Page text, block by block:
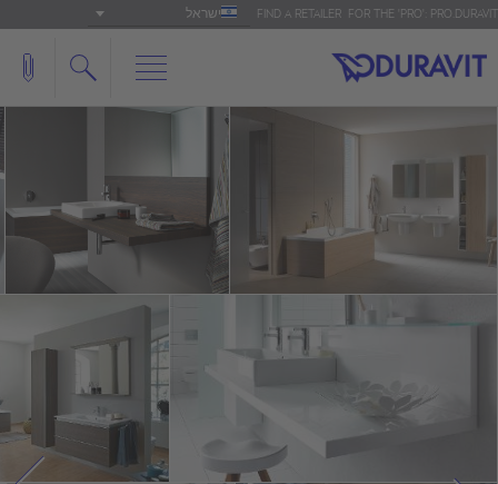
FOR THE 'PRO': PRO.DURAVIT
FIND A RETAILER ישראל